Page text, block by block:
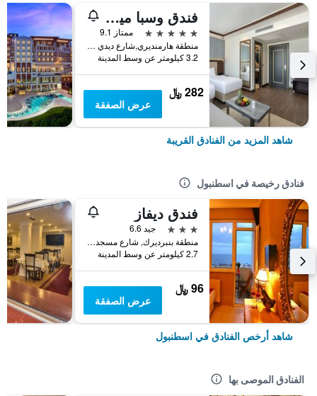
فندق وسبا ميراكل إسطنبول آسيا إيربورت
5 نجوم
ممتاز 9.1
منطقة هارمنديري,شارع ديدي باشا,موقع سوكاك رقم 8 كورتكوي, اسطنبول, تركيا
3.2 كيلومتر عن وسط المدينة
282 ﷼
عرض الصفقة
شاهد المزيد من الفنادق القريبة
فنادق رخيصة في اسطنبول
فندق ديفاز
3 نجوم
جيد 6.6
منطقة بنبرديرك, شارع مسجد كاتب سنان رقم 31, اسطنبول, تركيا
2.7 كيلومتر عن وسط المدينة
96 ﷼
عرض الصفقة
شاهد أرخص الفنادق في اسطنبول
الفنادق الموصى بها